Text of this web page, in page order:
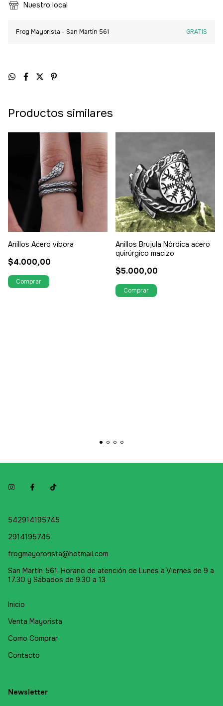
Nuestro local
Frog Mayorista - San Martín 561 GRATIS
Productos similares
Anillos Acero víbora
$4.000,00
Anillos Brujula Nórdica acero
quirúrgico macizo
$5.000,00
542914195745
2914195745
frogmayororista@hotmail.com
San Martín 561. Horario de atención de Lunes a Viernes de 9 a
17.30 y Sábados de 9.30 a 13
Inicio
Venta Mayorista
Como Comprar
Contacto
Newsletter